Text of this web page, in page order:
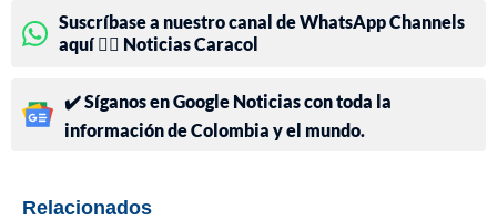
Suscríbase a nuestro canal de WhatsApp Channels
aquí 👉🏻 Noticias Caracol
✔️ Síganos en Google Noticias con toda la
información de Colombia y el mundo.
Relacionados